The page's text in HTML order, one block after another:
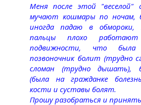
Меня после этой "веселой"
мучают кошмары по ночам,
иногда падаю в
пальцы плохо
подвижности, что
позвоночник болит (трудно
сломан (трудно дышать),
(была на гражданке
кости и суставы болят.
Прошу разобраться и